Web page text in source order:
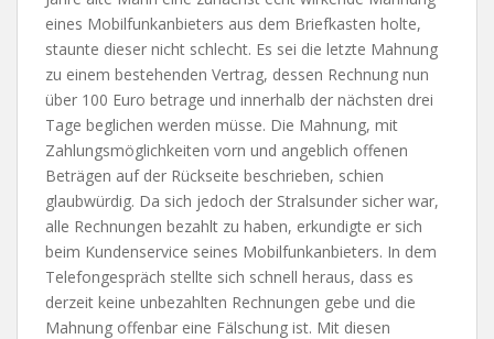
eines Mobilfunkanbieters aus dem Briefkasten holte,
staunte dieser nicht schlecht. Es sei die letzte Mahnung
zu einem bestehenden Vertrag, dessen Rechnung nun
über 100 Euro betrage und innerhalb der nächsten drei
Tage beglichen werden müsse. Die Mahnung, mit
Zahlungsmöglichkeiten vorn und angeblich offenen
Beträgen auf der Rückseite beschrieben, schien
glaubwürdig. Da sich jedoch der Stralsunder sicher war,
alle Rechnungen bezahlt zu haben, erkundigte er sich
beim Kundenservice seines Mobilfunkanbieters. In dem
Telefongespräch stellte sich schnell heraus, dass es
derzeit keine unbezahlten Rechnungen gebe und die
Mahnung offenbar eine Fälschung ist. Mit diesen